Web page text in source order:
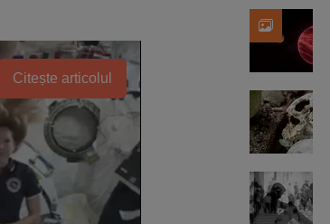
Citește articolul